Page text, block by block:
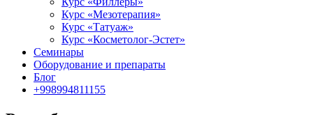
Курс «Мезотерапия»
Курс «Татуаж»
Курс «Косметолог-Эстет»
Семинары
Оборудование и препараты
Блог
+998994811155